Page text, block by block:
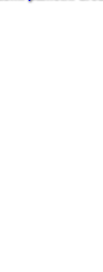
je nastajala
i izdržljivije